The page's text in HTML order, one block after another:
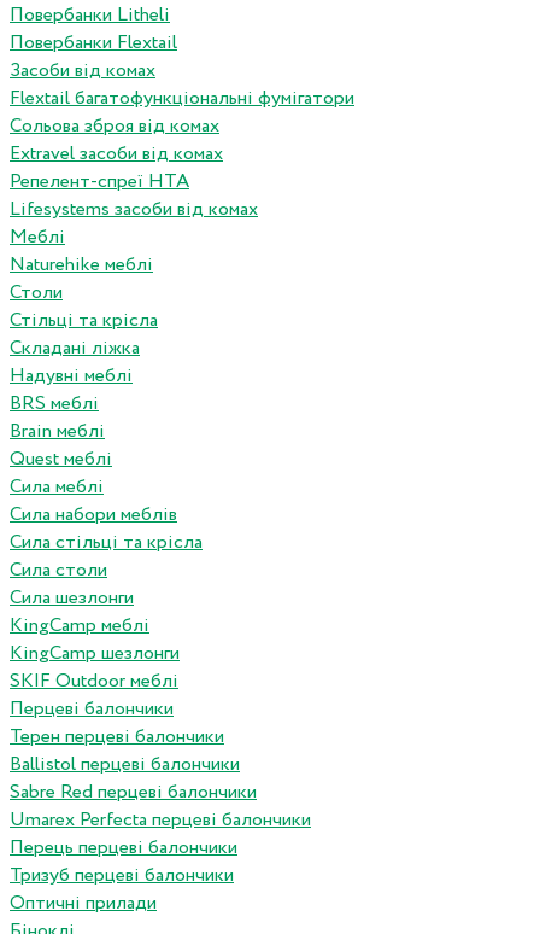
Повербанки Litheli
Повербанки Flextail
Засоби від комах
Flextail багатофункціональні фумігатори
Сольова зброя від комах
Extravel засоби від комах
Репелент-спреї HTA
Lifesystems засоби від комах
Меблі
Naturehike меблі
Столи
Стільці та крісла
Складані ліжка
Надувні меблі
BRS меблі
Brain меблі
Quest меблі
Сила меблі
Сила набори меблів
Сила стільці та крісла
Сила столи
Сила шезлонги
KingCamp меблі
KingCamp шезлонги
SKIF Outdoor меблі
Перцеві балончики
Терен перцеві балончики
Ballistol перцеві балончики
Sabre Red перцеві балончики
Umarex Perfecta перцеві балончики
Перець перцеві балончики
Тризуб перцеві балончики
Оптичні прилади